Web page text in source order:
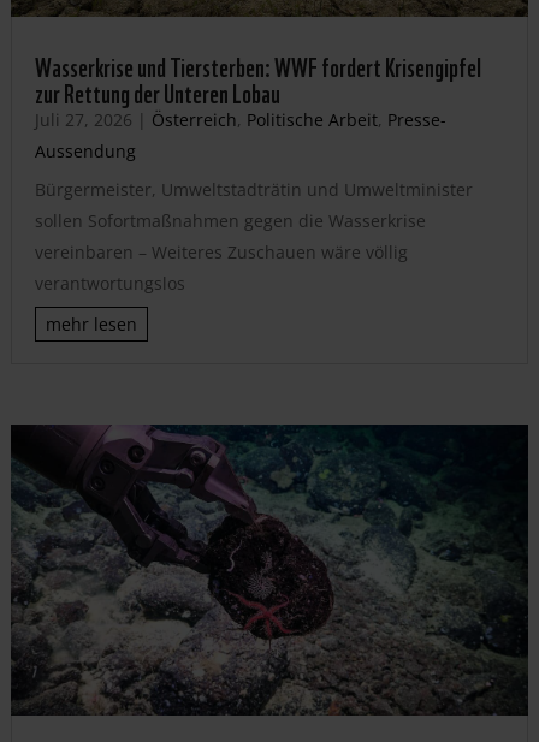
Wasserkrise und Tiersterben: WWF fordert Krisengipfel
zur Rettung der Unteren Lobau
Juli 27, 2026 | Österreich, Politische Arbeit, Presse-
Aussendung
Bürgermeister, Umweltstadträtin und Umweltminister
sollen Sofortmaßnahmen gegen die Wasserkrise
vereinbaren – Weiteres Zuschauen wäre völlig
verantwortungslos
mehr lesen